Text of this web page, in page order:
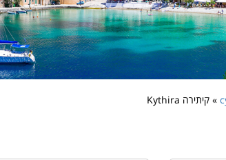
» קיתירה Kythira